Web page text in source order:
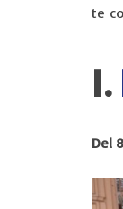
te
1.
Del